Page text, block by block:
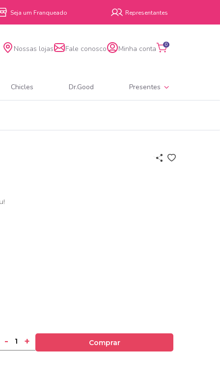
Seja um Franqueado Representantes
Nossas lojas Fale conosco Minha conta 0
Chicles Dr.Good Presentes
- + Comprar